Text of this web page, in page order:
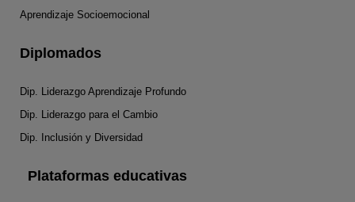
Aprendizaje Socioemocional
Diplomados
Dip. Liderazgo Aprendizaje Profundo
Dip. Liderazgo para el Cambio
Dip. Inclusión y Diversidad
Plataformas educativas